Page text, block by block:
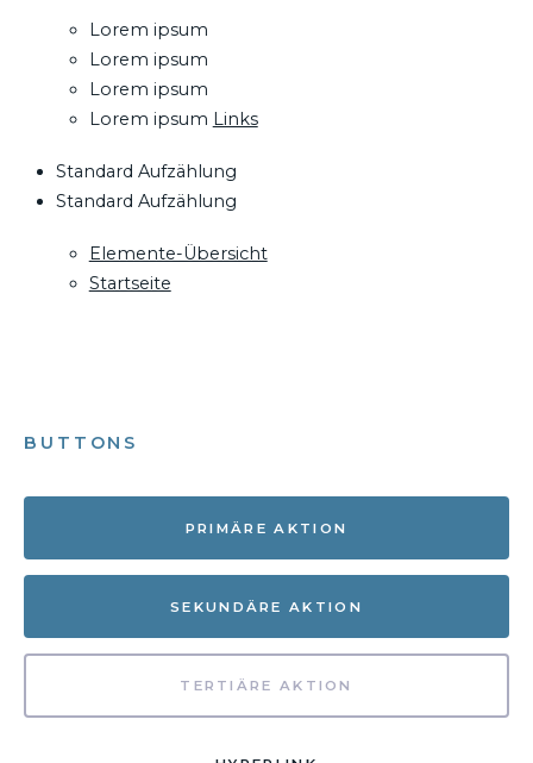
Lorem ipsum
Lorem ipsum
Lorem ipsum
Lorem ipsum Links
Standard Aufzählung
Standard Aufzählung
Elemente-Übersicht
Startseite
BUTTONS
PRIMÄRE AKTION
SEKUNDÄRE AKTION
TERTIÄRE AKTION